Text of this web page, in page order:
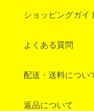
ショッピングガイ
よくある質問
配送・送料につい
返品について